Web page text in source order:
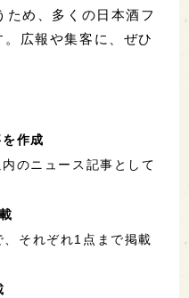
め、多くの日本酒フ
広報や集客に、ぜひ
作成
のニュース記事として
それぞれ1点まで掲載